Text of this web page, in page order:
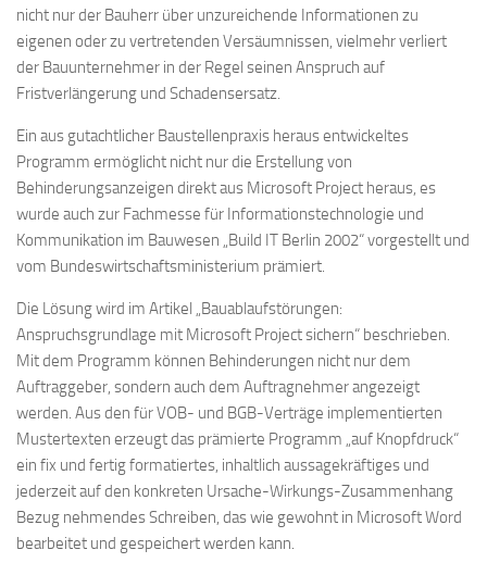
nicht nur der Bauherr über unzureichende Informationen zu
eigenen oder zu vertretenden Versäumnissen, vielmehr verliert
der Bauunternehmer in der Regel seinen Anspruch auf
Fristverlängerung und Schadensersatz.
Ein aus gutachtlicher Baustellenpraxis heraus entwickeltes
Programm ermöglicht nicht nur die Erstellung von
Behinderungsanzeigen direkt aus Microsoft Project heraus, es
wurde auch zur Fachmesse für Informationstechnologie und
Kommunikation im Bauwesen „Build IT Berlin 2002“ vorgestellt und
vom Bundeswirtschaftsministerium prämiert.
Die Lösung wird im Artikel „Bauablaufstörungen:
Anspruchsgrundlage mit Microsoft Project sichern“ beschrieben.
Mit dem Programm können Behinderungen nicht nur dem
Auftraggeber, sondern auch dem Auftragnehmer angezeigt
werden. Aus den für VOB- und BGB-Verträge implementierten
Mustertexten erzeugt das prämierte Programm „auf Knopfdruck“
ein fix und fertig formatiertes, inhaltlich aussagekräftiges und
jederzeit auf den konkreten Ursache-Wirkungs-Zusammenhang
Bezug nehmendes Schreiben, das wie gewohnt in Microsoft Word
bearbeitet und gespeichert werden kann.